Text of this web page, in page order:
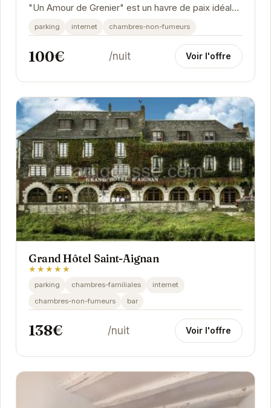
"Un Amour de Grenier" est un havre de paix idéal
pour les couples en quête d'une escapade...
parking internet chambres-non-fumeurs
100€ /nuit Voir l'offre
Grand Hôtel Saint-Aignan
★★★★★
parking chambres-familiales
internet
chambres-non-fumeurs
bar
138€ /nuit Voir l'offre